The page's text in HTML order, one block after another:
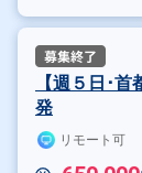
【週５日･
発
リモート可